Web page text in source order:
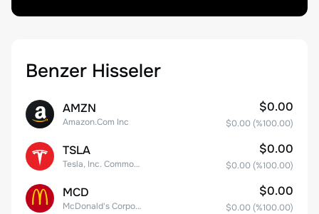
Benzer Hisseler
AMZN
Amazon.Com Inc
$0.00
$0.00 (%100.00)
TSLA
Tesla, Inc. Common Stock
$0.00
$0.00 (%100.00)
MCD
McDonald's Corporation
$0.00
$0.00 (%100.00)